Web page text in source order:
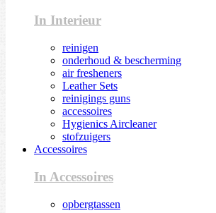
In Interieur
reinigen
onderhoud & bescherming
air fresheners
Leather Sets
reinigings guns
accessoires
Hygienics Aircleaner
stofzuigers
Accessoires
In Accessoires
opbergtassen